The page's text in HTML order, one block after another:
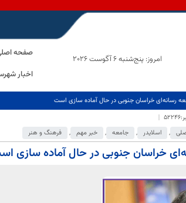
امروز: پنج‌شنبه 6 آگوست 2026
صفحه
اخبار
رسانه‌ای خراسان جنوبی در حال آماده سازی است
, اسلایدر , جامعه , خبر مهم , فرهنگ و هنر
خراسان جنوبی در حال آماده سازی